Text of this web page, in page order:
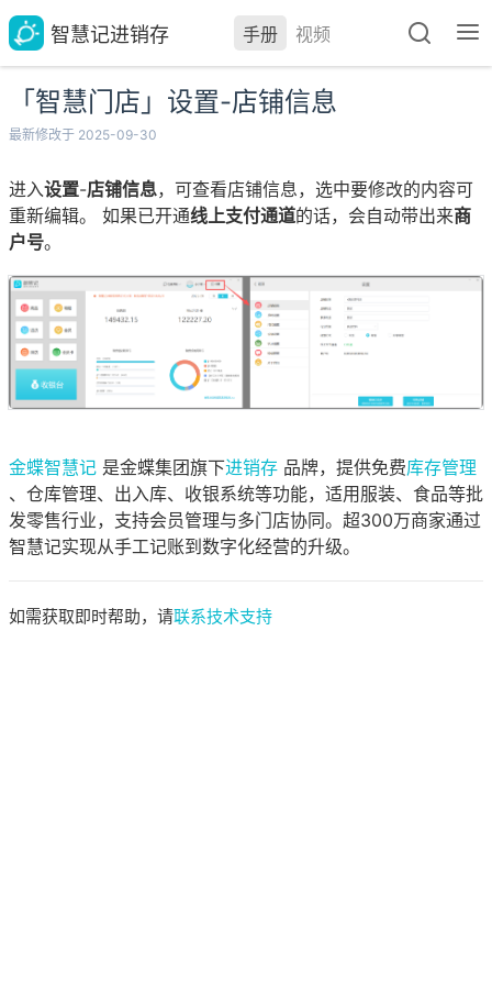
智慧记进销存 手册 视频
「智慧门店」设置-店铺信息
最新修改于 2025-09-30
进入设置-店铺信息，可查看店铺信息，选中要修改的内容可
重新编辑。 如果已开通线上支付通道的话，会自动带出来商
户号。
金蝶智慧记 是金蝶集团旗下进销存 品牌，提供免费库存管理
、仓库管理、出入库、收银系统等功能，适用服装、食品等批
发零售行业，支持会员管理与多门店协同。超300万商家通过
智慧记实现从手工记账到数字化经营的升级。
如需获取即时帮助，请联系技术支持